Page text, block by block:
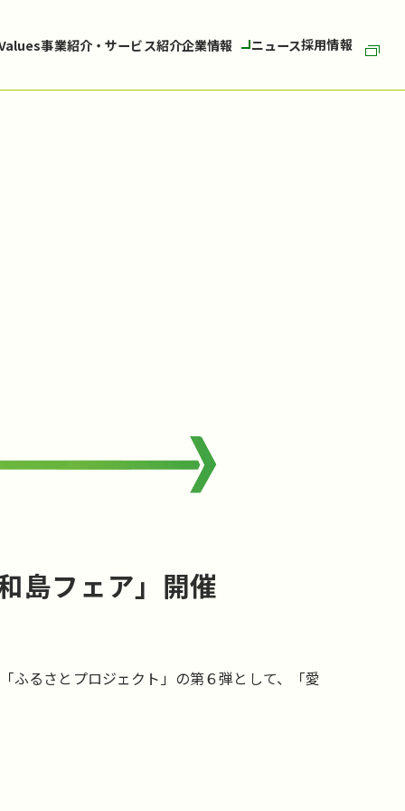
事業紹介・サービス紹介企業情報 ニュース採用情報
島フェア」開催
ふるさとプロジェクト」の第６弾として、「愛